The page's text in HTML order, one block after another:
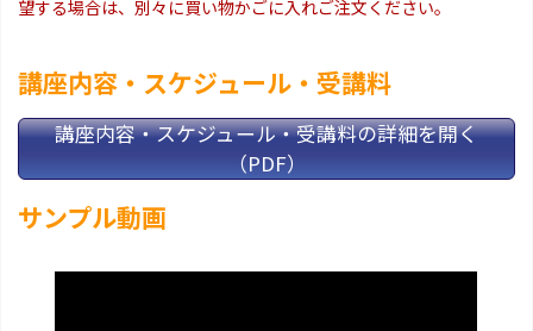
望する場合は、別々に買い物かごに入れご注文ください。
講座内容・スケジュール・受講料
講座内容・スケジュール・受講料の詳細を開く
（PDF）
サンプル動画